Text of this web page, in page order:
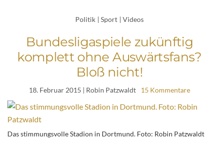
Politik | Sport | Videos
Bundesligaspiele zukünftig
komplett ohne Auswärtsfans?
Bloß nicht!
18. Februar 2015 | Robin Patzwaldt 15 Kommentare
Das stimmungsvolle Stadion in Dortmund. Foto: Robin Patzwaldt